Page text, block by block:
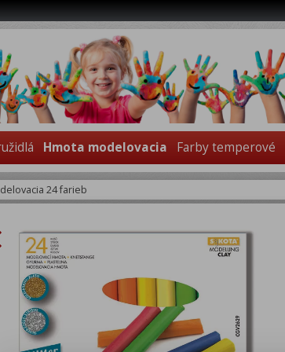
Hmota modelovacia Farby temperové
24 farieb